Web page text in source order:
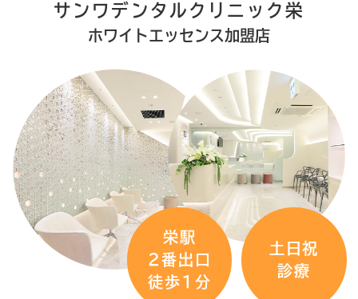
ります。ご不便をおかけ致しますがよろしく
お願いいたします。
2025.12.02
年末年始の診療は下記日程です。
・12月24日(水)～12月26日(金)休業
・12月27日(土) 午前中のみ 9:30～13:00
・12月28日(日)～1月4日(日)休業
・1月5日(月)通常営業
・1月6日(火)休業
・1月7日(水)～通常営業
サンワデンタルクリニック栄
ホワイトエッセンス加盟店
栄駅
2番出口
徒歩1分
土日祝
診療